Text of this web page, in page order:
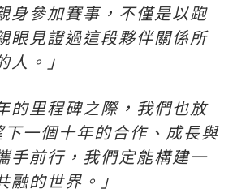
身參加賽事，不僅是以跑
眼見證過這段夥伴關係所
人。」
的里程碑之際，我們也放
一個十年的合作、成長與
手前行，我們定能構建一
融的世界。」